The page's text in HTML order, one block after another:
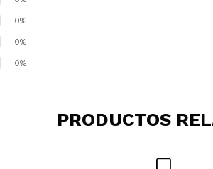
0%
0%
0%
PRODUCTOS